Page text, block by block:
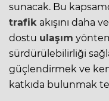
sunacak. Bu
trafik akışını daha
dostu ulaşım
sürdürülebilirliği
güçlendirmek ve
katkıda bulunmak